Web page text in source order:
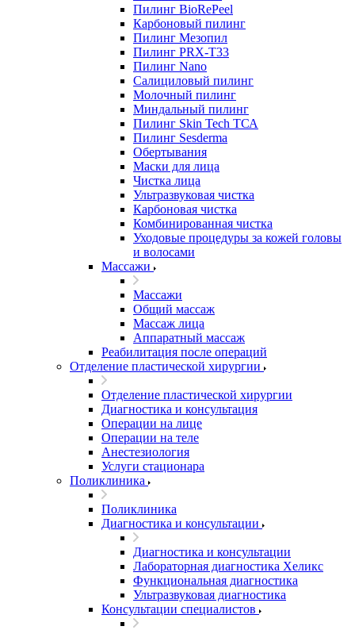
Пилинг BioRePeel
Карбоновый пилинг
Пилинг Мезопил
Пилинг PRX-T33
Пилинг Nano
Салициловый пилинг
Молочный пилинг
Миндальный пилинг
Пилинг Skin Tech ТСА
Пилинг Sesderma
Обертывания
Маски для лица
Чистка лица
Ультразвуковая чистка
Карбоновая чистка
Комбинированная чистка
Уходовые процедуры за кожей головы
и волосами
Массажи
Массажи
Общий массаж
Массаж лица
Аппаратный массаж
Реабилитация после операций
Отделение пластической хирургии
Отделение пластической хирургии
Диагностика и консультация
Операции на лице
Операции на теле
Анестезиология
Услуги стационара
Поликлиника
Поликлиника
Диагностика и консультации
Диагностика и консультации
Лабораторная диагностика Хеликс
Функциональная диагностика
Ультразвуковая диагностика
Консультации специалистов